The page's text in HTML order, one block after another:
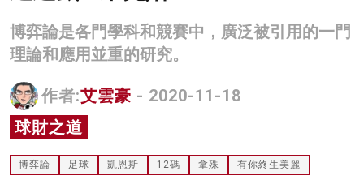
商業
科技
影片
博弈論是各門學科和競賽中，廣泛被引用的一門
理論和應用並重的研究。
作者:艾雲豪 - 2020-11-18
球財之道
博弈論 足球 凱恩斯 12碼 拿殊 有你終生美麗